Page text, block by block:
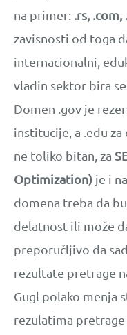
na primer: .rs,
zavisnosti od toga
internacionalni,
vladin sektor bira
Domen .gov je
institucije, a .edu
ne toliko bitan, za
Optimization) je i
domena treba da
delatnost ili može
preporučljivo da
rezultate pretrage
Gugl polako menja
rezulatima